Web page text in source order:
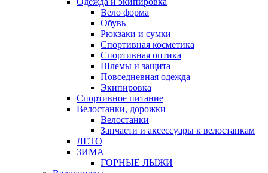
Вело форма
Обувь
Рюкзаки и сумки
Спортивная косметика
Спортивная оптика
Шлемы и защита
Повседневная одежда
Экипировка
Спортивное питание
Велостанки, дорожки
Велостанки
Запчасти и аксессуары к велостанкам
ЛЕТО
ЗИМА
ГОРНЫЕ ЛЫЖИ